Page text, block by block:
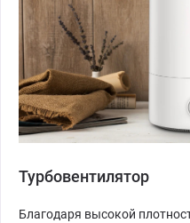
Турбовентилятор
Благодаря высокой